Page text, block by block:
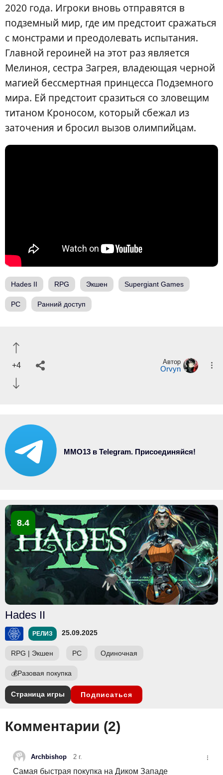
2020 года. Игроки вновь отправятся в
подземный мир, где им предстоит сражаться
с монстрами и преодолевать испытания.
Главной героиней на этот раз является
Мелиноя, сестра Загрея, владеющая черной
магией бессмертная принцесса Подземного
мира. Ей предстоит сразиться со зловещим
титаном Кроносом, который сбежал из
заточения и бросил вызов олимпийцам.
Hades II RPG Экшен Supergiant Games
PC Ранний доступ
+4 Автор
Orvyn
MMO13 в Telegram. Присоединяйся!
8.4
Hades II
РЕЛИЗ 25.09.2025
RPG | Экшен PC Одиночная
💰Разовая покупка
Страница игры Подписаться
Комментарии (2)
Archbishop 2 г.
Самая быстрая покупка на Диком Западе